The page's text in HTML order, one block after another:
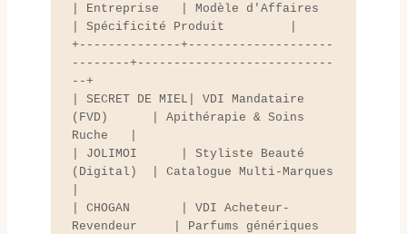
| Entreprise   | Modèle d'Affaires
| Spécificité Produit         |
+--------------+--------------------
--------+---------------------------
--+
| SECRET DE MIEL| VDI Mandataire
(FVD)      | Apithérapie & Soins
Ruche   |
| JOLIMOI      | Styliste Beauté
(Digital)  | Catalogue Multi-Marques
| CHOGAN       | VDI Acheteur-
Revendeur     | Parfums génériques